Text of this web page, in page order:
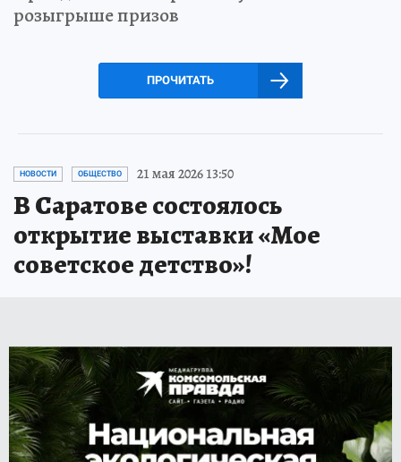
розыгрыше призов
ПРОЧИТАТЬ
НОВОСТИ ОБЩЕСТВО 21 мая 2026 13:50
В Саратове состоялось
открытие выставки «Мое
советское детство»!